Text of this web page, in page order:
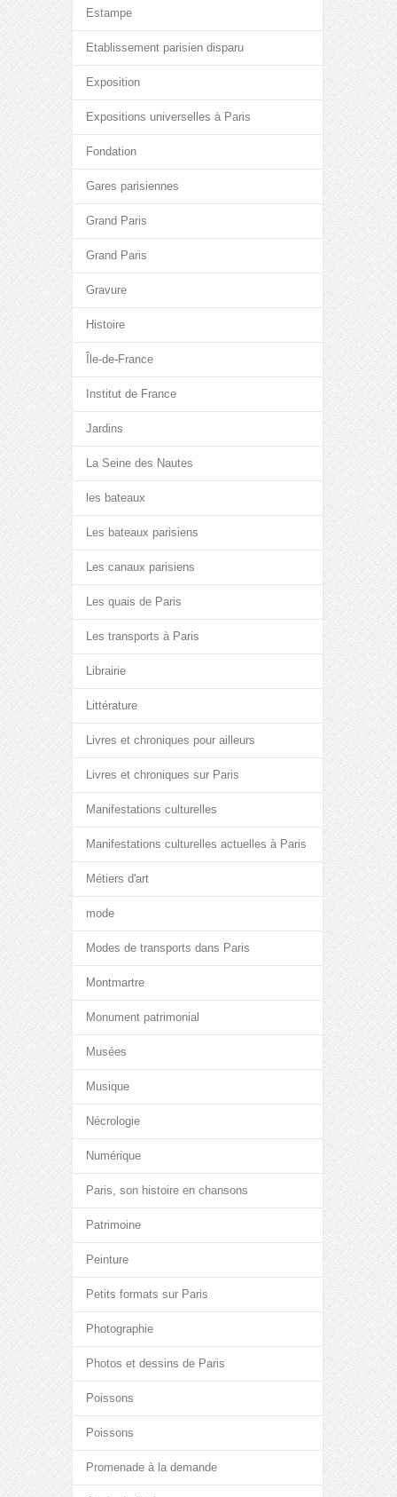
Estampe
Etablissement parisien disparu
Exposition
Expositions universelles à Paris
Fondation
Gares parisiennes
Grand Paris
Grand Paris
Gravure
Histoire
Île-de-France
Institut de France
Jardins
La Seine des Nautes
les bateaux
Les bateaux parisiens
Les canaux parisiens
Les quais de Paris
Les transports à Paris
Librairie
Littérature
Livres et chroniques pour ailleurs
Livres et chroniques sur Paris
Manifestations culturelles
Manifestations culturelles actuelles à Paris
Métiers d'art
mode
Modes de transports dans Paris
Montmartre
Monument patrimonial
Musées
Musique
Nécrologie
Numérique
Paris, son histoire en chansons
Patrimoine
Peinture
Petits formats sur Paris
Photographie
Photos et dessins de Paris
Poissons
Poissons
Promenade à la demande